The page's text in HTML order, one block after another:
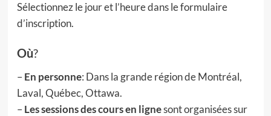
Sélectionnez le jour et l’heure dans le formulaire
d’inscription.
Où?
–En personne: Dans la grande région de Montréal,
Laval, Québec, Ottawa.
–Les sessions des cours en lignesont organisées sur